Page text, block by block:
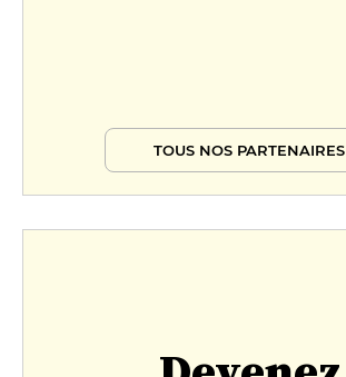
TOUS NOS PARTENAIRES